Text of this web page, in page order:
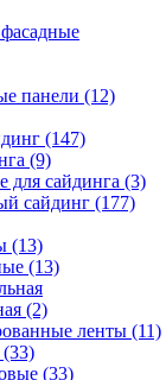
панели (12)
(147)
(9)
сайдинга (3)
сайдинг (177)
(13)
(13)
(2)
ленты (11)
(33)